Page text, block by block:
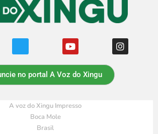
no portal A Voz do Xingu
A voz do Xingu Impresso
Boca Mole
Brasil